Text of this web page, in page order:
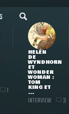
1
HELEN
DE
WYNDHORN
ET
WONDER
WOMAN :
TOM
KING ET
...
INTERVIEW 3